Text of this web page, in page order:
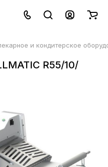
и кондитерское
R55/10/